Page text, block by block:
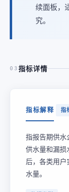
续面板，
究。
03 指标详情
指标解释 指
指报告期供水
供水量和漏损
后，各类用
水量。